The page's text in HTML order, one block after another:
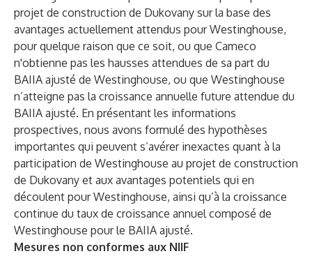
projet de construction de Dukovany sur la base des
avantages actuellement attendus pour Westinghouse,
pour quelque raison que ce soit, ou que Cameco
n'obtienne pas les hausses attendues de sa part du
BAIIA ajusté de Westinghouse, ou que Westinghouse
n’atteigne pas la croissance annuelle future attendue du
BAIIA ajusté. En présentant les informations
prospectives, nous avons formulé des hypothèses
importantes qui peuvent s’avérer inexactes quant à la
participation de Westinghouse au projet de construction
de Dukovany et aux avantages potentiels qui en
découlent pour Westinghouse, ainsi qu’à la croissance
continue du taux de croissance annuel composé de
Westinghouse pour le BAIIA ajusté.
Mesures non conformes aux NIIF